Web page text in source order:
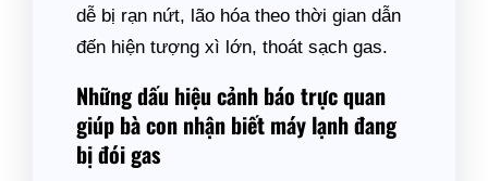
dễ bị rạn nứt, lão hóa theo thời gian dẫn
đến hiện tượng xì lớn, thoát sạch gas.
Những dấu hiệu cảnh báo trực quan
giúp bà con nhận biết máy lạnh đang
bị đói gas